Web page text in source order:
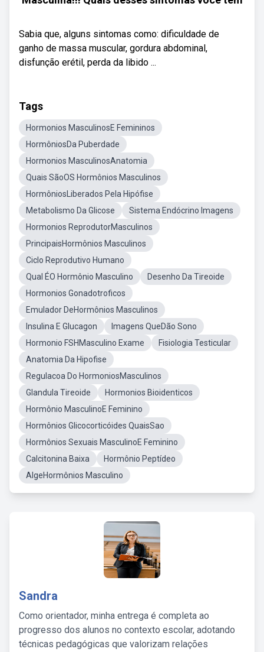
Sabia que, alguns sintomas como: dificuldade de
ganho de massa muscular, gordura abdominal,
disfunção erétil, perda da libido ...
Tags
Hormonios MasculinosE Femininos
HormôniosDa Puberdade
Hormonios MasculinosAnatomia
Quais SãoOS Hormônios Masculinos
HormôniosLiberados Pela Hipófise
Metabolismo Da Glicose
Sistema Endócrino Imagens
Hormonios ReprodutorMasculinos
PrincipaisHormônios Masculinos
Ciclo Reprodutivo Humano
Qual ÉO Hormônio Masculino
Desenho Da Tireoide
Hormonios Gonadotroficos
Emulador DeHormônios Masculinos
Insulina E Glucagon
Imagens QueDão Sono
Hormonio FSHMasculino Exame
Fisiologia Testicular
Anatomia Da Hipofise
Regulacoa Do HormoniosMasculinos
Glandula Tireoide
Hormonios Bioidenticos
Hormônio MasculinoE Feminino
Hormônios Glicocorticóides QuaisSao
Hormônios Sexuais MasculinoE Feminino
Calcitonina Baixa
Hormônio Peptídeo
AlgeHormônios Masculino
Sandra
Como orientador, minha entrega é completa ao
progresso dos alunos no contexto escolar, adotando
técnicas pedagógicas que valorizam relações